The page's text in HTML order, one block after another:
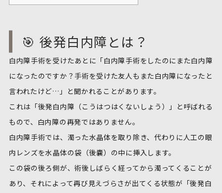
🎯 後発白内障とは？
白内障手術を受けたあとに「白内障手術をしたのにまた白内障
になったのですか？手術を受けた友人もまた白内障になったと
言われたけど…」と聞かれることがあります。
これは「後発白内障（こうはつはくないしょう）」と呼ばれる
もので、白内障の再発ではありません。
白内障手術では、濁った水晶体を取り除き、代わりに人工の眼
内レンズを水晶体の袋（後嚢）の中に挿入します。
この袋の後ろ側が、術後しばらく経ってから濁ってくることが
あり、それによって再び見えづらさが出てくる状態が「後発白